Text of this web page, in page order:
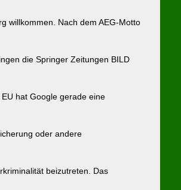
willkommen. Nach dem AEG-Motto
die Springer Zeitungen BILD
hat Google gerade eine
oder andere
beizutreten. Das